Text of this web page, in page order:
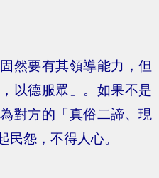
要有其領導能力，但
以德服眾」。如果不是
對方的「真俗二諦、現
民怨，不得人心。